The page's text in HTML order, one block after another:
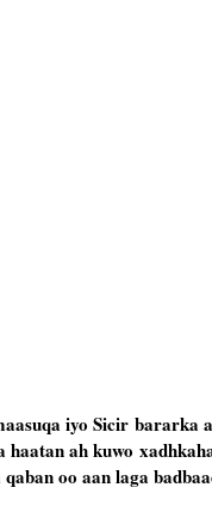
iyo Sicir
haatan ah kuwo
oo aan laga